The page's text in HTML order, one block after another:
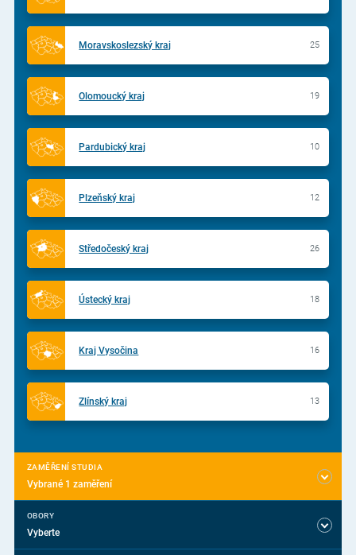
Moravskoslezský kraj 25
Olomoucký kraj 19
Pardubický kraj 10
Plzeňský kraj 12
Středočeský kraj 26
Ústecký kraj 18
Kraj Vysočina 16
Zlínský kraj 13
ZAMĚŘENÍ STUDIA
Vybrané 1 zaměření
OBORY
Vyberte